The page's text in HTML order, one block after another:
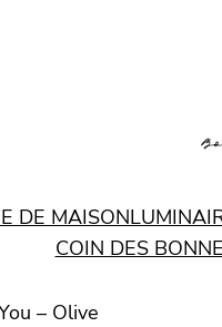
DE MAISON
COIN DES
– Olive